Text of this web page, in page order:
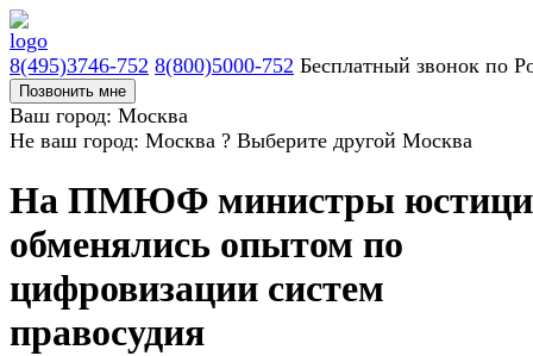
8(495)3746-752 8(800)5000-752 Бесплатный звонок по
Позвонить мне
Ваш город: Москва
Не ваш город: Москва ? Выберите другой Москва
На ПМЮФ министры
обменялись опытом по
цифровизации систем
правосудия